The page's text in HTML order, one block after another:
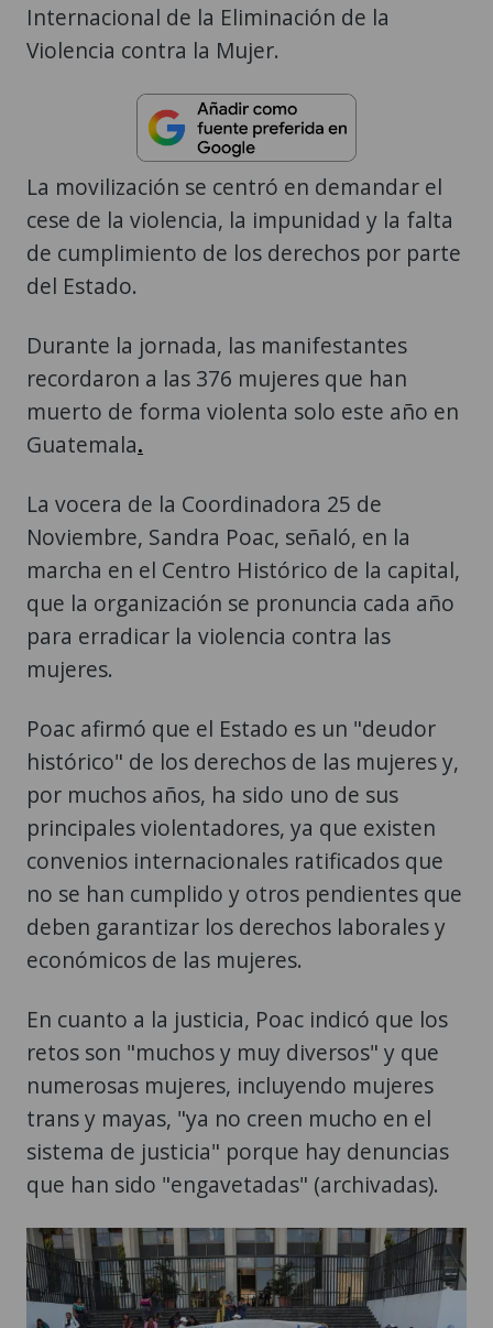
Internacional de la Eliminación de la
Violencia contra la Mujer.
La movilización se centró en demandar el
cese de la violencia, la impunidad y la falta
de cumplimiento de los derechos por parte
del Estado.
Durante la jornada, las manifestantes
recordaron a las 376 mujeres que han
muerto de forma violenta solo este año en
Guatemala.
La vocera de la Coordinadora 25 de
Noviembre, Sandra Poac, señaló, en la
marcha en el Centro Histórico de la capital,
que la organización se pronuncia cada año
para erradicar la violencia contra las
mujeres.
Poac afirmó que el Estado es un "deudor
histórico" de los derechos de las mujeres y,
por muchos años, ha sido uno de sus
principales violentadores, ya que existen
convenios internacionales ratificados que
no se han cumplido y otros pendientes que
deben garantizar los derechos laborales y
económicos de las mujeres.
En cuanto a la justicia, Poac indicó que los
retos son "muchos y muy diversos" y que
numerosas mujeres, incluyendo mujeres
trans y mayas, "ya no creen mucho en el
sistema de justicia" porque hay denuncias
que han sido "engavetadas" (archivadas).